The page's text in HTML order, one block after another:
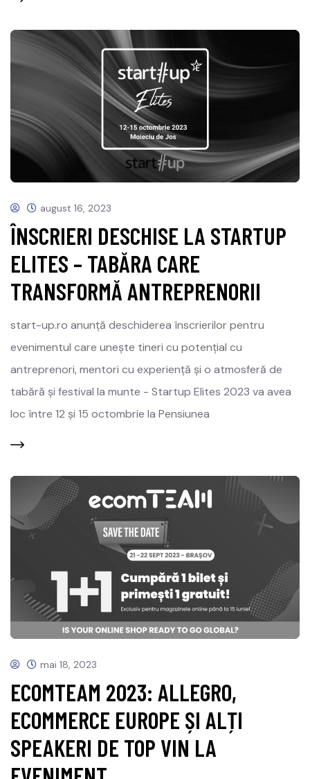
august 16, 2023
ÎNSCRIERI DESCHISE LA STARTUP
ELITES – TABĂRA CARE
TRANSFORMĂ ANTREPRENORII
start-up.ro anunță deschiderea înscrierilor pentru
evenimentul care unește tineri cu potențial cu
antreprenori, mentori cu experiență și o atmosferă de
tabără și festival la munte - Startup Elites 2023 va avea
loc între 12 și 15 octombrie la Pensiunea
mai 18, 2023
ECOMTEAM 2023: ALLEGRO,
ECOMMERCE EUROPE ȘI ALȚI
SPEAKERI DE TOP VIN LA